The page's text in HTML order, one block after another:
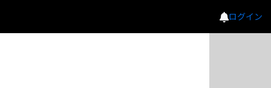
ログイン